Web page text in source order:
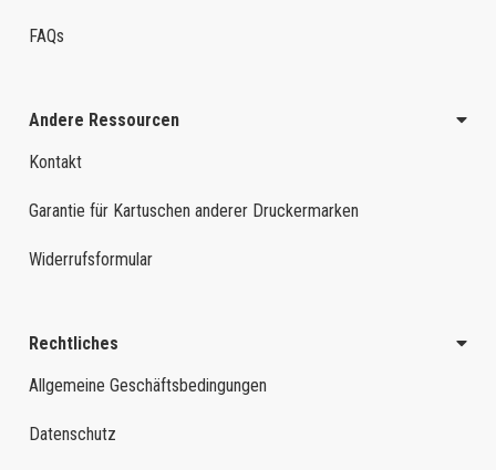
FAQs
Andere Ressourcen
Kontakt
Garantie für Kartuschen anderer Druckermarken
Widerrufsformular
Rechtliches
Allgemeine Geschäftsbedingungen
Datenschutz